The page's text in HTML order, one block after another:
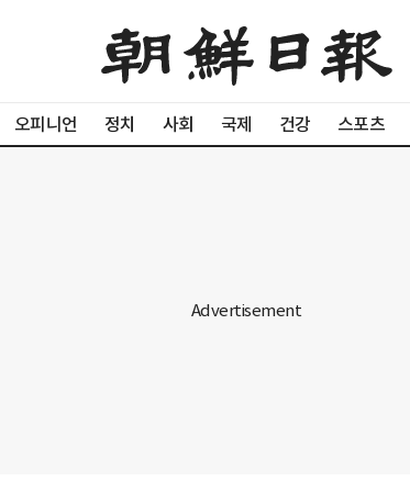
오피니언 정치 사회 국제 건강 스포츠